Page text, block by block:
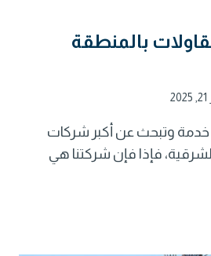
بالمنطقة
وتبحث عن أكبر شركات
فإذا فإن شركتنا هي